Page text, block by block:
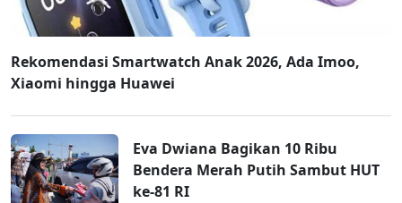
Rekomendasi Smartwatch Anak 2026, Ada Imoo,
Xiaomi hingga Huawei
Eva Dwiana Bagikan 10 Ribu
Bendera Merah Putih Sambut HUT
ke-81 RI